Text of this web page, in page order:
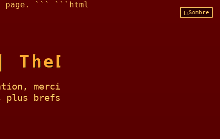
page. ``` ```html
Sombre
merci
plus brefs